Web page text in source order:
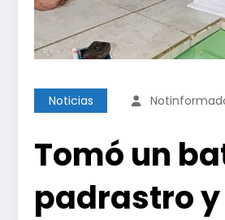
Noticias
Tomó un
padrastro